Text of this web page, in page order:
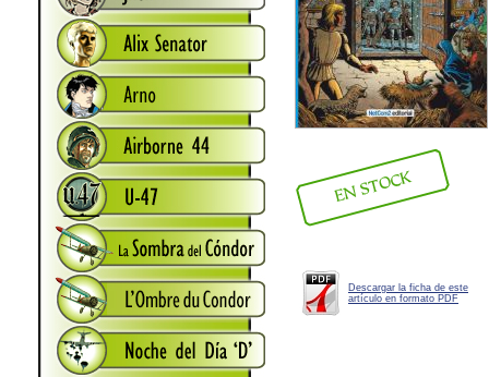
Descargar la ficha de este
artículo en formato PDF